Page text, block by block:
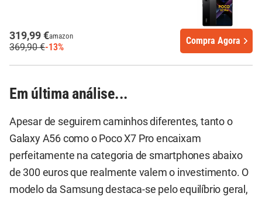
319,99 €amazon
369,90 €-13%
Compra Agora
Em última análise...
Apesar de seguirem caminhos diferentes, tanto o
Galaxy A56 como o Poco X7 Pro encaixam
perfeitamente na categoria de smartphones abaixo
de 300 euros que realmente valem o investimento. O
modelo da Samsung destaca-se pelo equilíbrio geral,